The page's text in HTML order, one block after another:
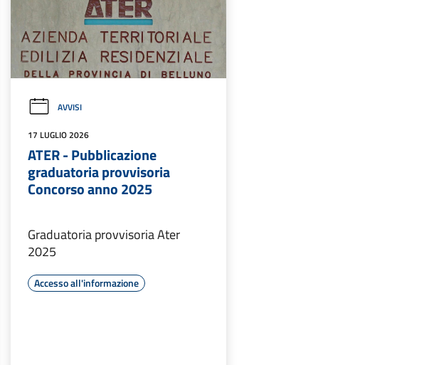
AVVISI
17 LUGLIO 2026
ATER - Pubblicazione
graduatoria provvisoria
Concorso anno 2025
Graduatoria provvisoria Ater
2025
Accesso all'informazione